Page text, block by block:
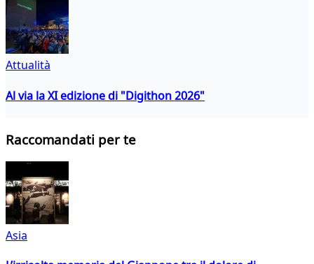
Attualità
Al via la XI edizione di "Digithon 2026"
Raccomandati per te
Asia